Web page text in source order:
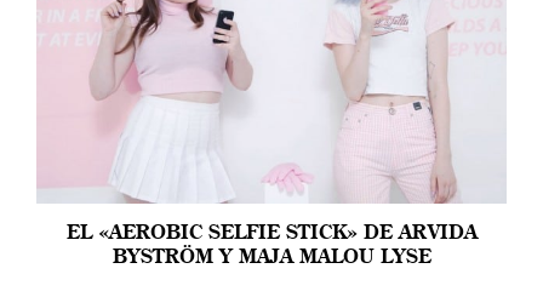
EL «AEROBIC SELFIE STICK» DE ARVIDA
BYSTRÖM Y MAJA MALOU LYSE